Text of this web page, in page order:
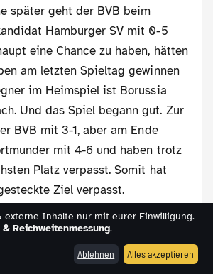
Hamburger SV mit 0-5
eine Chance zu haben, hätten
am letzten Spieltag gewinnen
im Heimspiel ist Borussia
Und das Spiel begann gut. Zur
BVB mit 3-1, aber am Ende
mit 4-6 und haben trotz
Platz verpasst. Somit hat
Ziel verpasst.
sollte nun doch gehalten
ist dieser schon beim 1. FC
externe Inhalte nur mit eurer Einwilligung.
Reichweitenmessung.
Ablehnen Alles akzeptieren